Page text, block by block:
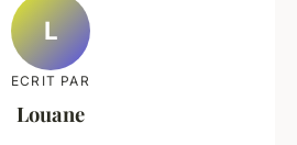
L
ECRIT PAR
Louane